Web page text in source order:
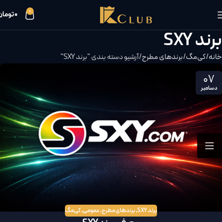
0
0
برند SXY
خانه کی‌مگ برند‌های مطرح آرشیو دسته بندی "برند SXY"
07
دسامبر
برند SXY ,برند‌های مطرح,عمومی,کی‌مگ